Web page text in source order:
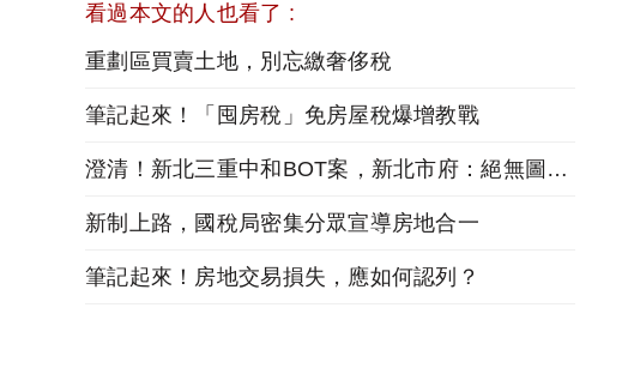
看過本文的人也看了 :
重劃區買賣土地，別忘繳奢侈稅
筆記起來！「囤房稅」免房屋稅爆增教戰
澄清！新北三重中和BOT案，新北市府：絕無圖利！
新制上路，國稅局密集分眾宣導房地合一
筆記起來！房地交易損失，應如何認列？